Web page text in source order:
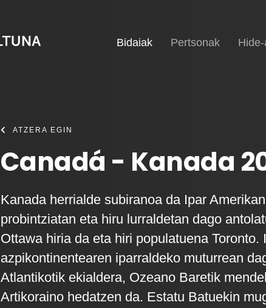
Bidaiak(current)
Pertsonak
ATZERA EGIN
Canadá - Kanada
Kanada herrialde subiranoa da Ipar
probintziatan eta hiru lurraldetan dago
Ottawa hiria da eta hiri populatuena Toronto.
azpikontinentearen iparraldeko muturrean
Atlantikotik ekialdera, Ozeano Baretik
Artikoraino hedatzen da. Estatu Batuekin